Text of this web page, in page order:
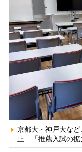
京都大・神戸大な
止 「推薦入試の拡